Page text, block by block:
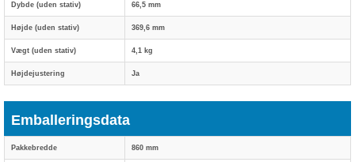
Dybde (uden stativ) 66,5 mm
Højde (uden stativ) 369,6 mm
Vægt (uden stativ) 4,1 kg
Højdejustering Ja
Emballeringsdata
Pakkebredde 860 mm